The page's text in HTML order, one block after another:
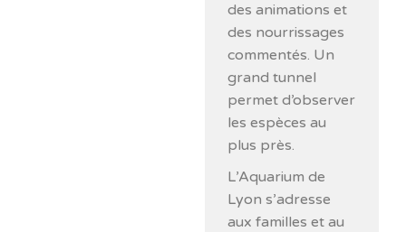
des animations et
des nourrissages
commentés. Un
grand tunnel
permet d’observer
les espèces au
plus près.
L’Aquarium de
Lyon s’adresse
aux familles et au